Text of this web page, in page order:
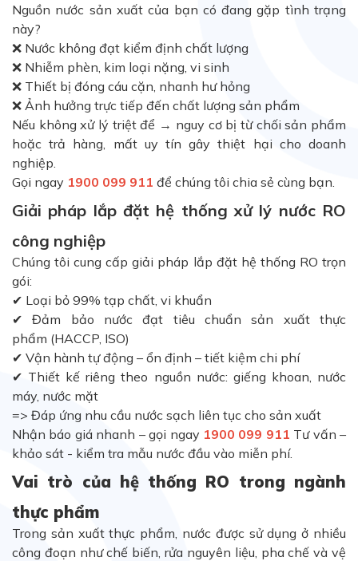
Nguồn nước sản xuất của bạn có đang gặp tình trạng
này?
❌ Nước không đạt kiểm định chất lượng
❌ Nhiễm phèn, kim loại nặng, vi sinh
❌ Thiết bị đóng cáu cặn, nhanh hư hỏng
❌ Ảnh hưởng trực tiếp đến chất lượng sản phẩm
Nếu không xử lý triệt để → nguy cơ bị từ chối sản phẩm
hoặc trả hàng, mất uy tín gây thiệt hại cho doanh
nghiệp.
Gọi ngay 1900 099 911 để chúng tôi chia sẻ cùng bạn.
Giải pháp lắp đặt hệ thống xử lý nước RO
công nghiệp
Chúng tôi cung cấp giải pháp lắp đặt hệ thống RO trọn
gói:
✔ Loại bỏ 99% tạp chất, vi khuẩn
✔ Đảm bảo nước đạt tiêu chuẩn sản xuất thực
phẩm (HACCP, ISO)
✔ Vận hành tự động – ổn định – tiết kiệm chi phí
✔ Thiết kế riêng theo nguồn nước: giếng khoan, nước
máy, nước mặt
=> Đáp ứng nhu cầu nước sạch liên tục cho sản xuất
Nhận báo giá nhanh – gọi ngay 1900 099 911 Tư vấn –
khảo sát - kiểm tra mẫu nước đầu vào miễn phí.
Vai trò của hệ thống RO trong ngành
thực phẩm
Trong sản xuất thực phẩm, nước được sử dụng ở nhiều
công đoạn như chế biến, rửa nguyên liệu, pha chế và vệ